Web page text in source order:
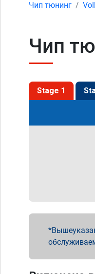
Чип тюнинг
Чип
Stage 1